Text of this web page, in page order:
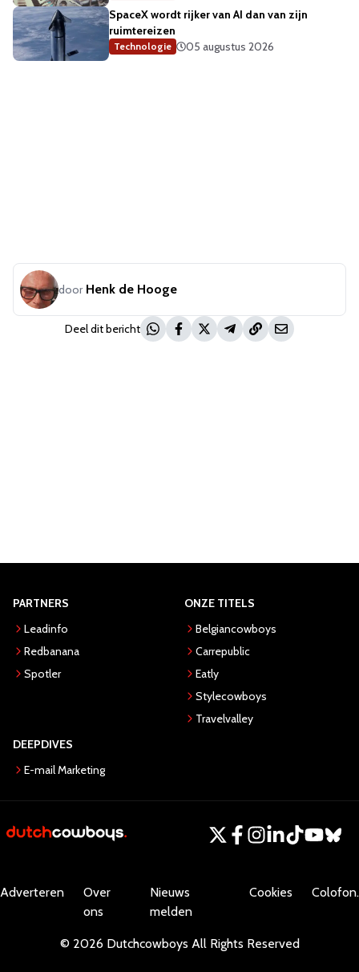
SpaceX wordt rijker van AI dan van zijn
ruimtereizen
Technologie 05 augustus 2026
door Henk de Hooge
Deel dit bericht
PARTNERS
Leadinfo
Redbanana
Spotler
ONZE TITELS
Belgiancowboys
Carrepublic
Eatly
Stylecowboys
Travelvalley
DEEPDIVES
E-mail Marketing
Adverteren
Over
ons
Nieuws
melden
Cookies Colofon.
© 2026 Dutchcowboys All Rights Reserved